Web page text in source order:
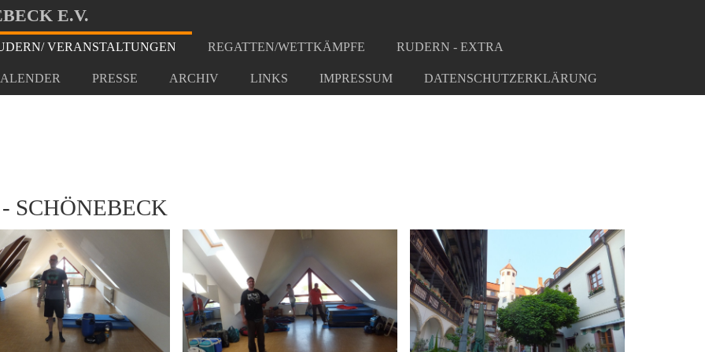
E.V.
VERANSTALTUNGEN REGATTEN/WETTKÄMPFE RUDERN - EXTRA
PRESSE ARCHIV LINKS IMPRESSUM DATENSCHUTZERKLÄRUNG
SCHÖNEBECK